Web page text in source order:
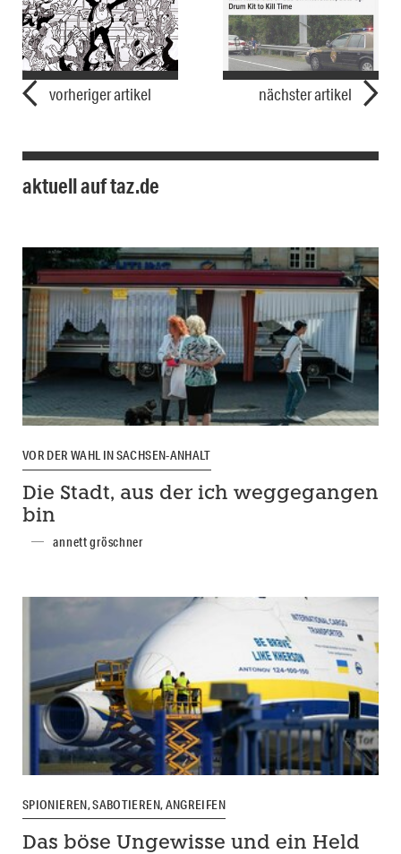
vorheriger artikel nächster artikel
aktuell auf taz.de
VOR DER WAHL IN SACHSEN-ANHALT
Die Stadt, aus der ich weggegangen
bin
annett gröschner
SPIONIEREN, SABOTIEREN, ANGREIFEN
Das böse Ungewisse und ein Held